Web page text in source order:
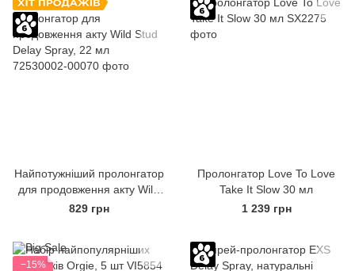
Найпотужніший пролонгатор
для продовження акту Wild
Stud Delay Spray, 22 мл
829 грн
Пролонгатор Love To Love
Take It Slow 30 мл
1 239 грн
−15%